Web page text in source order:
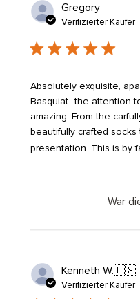
Gregory
Verifizierter Käufer
Absolutely exquisite,
Basquiat…the attention
amazing. From the
beautifully crafted
presentation. This is by
War
Kenneth W.🇺🇸
Verifizierter Käufer